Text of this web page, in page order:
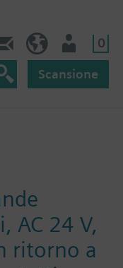
0
Scansione
AC 24 V,
ritorno a